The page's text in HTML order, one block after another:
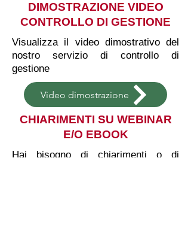
DIMOSTRAZIONE VIDEO
CONTROLLO DI GESTIONE
Visualizza il video dimostrativo del
nostro servizio di controllo di
gestione
Video dimostrazione
CHIARIMENTI SU WEBINAR
E/O EBOOK
Hai bisogno di chiarimenti o di